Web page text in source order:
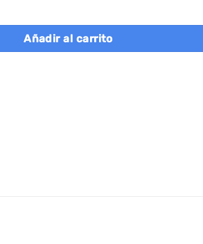
de 2 x 17 l y 26 l 3 compartimentos
Añadir al carrito